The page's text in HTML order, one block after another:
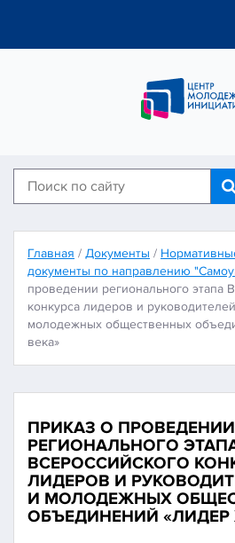
Главная / Документы /
документы по направлению
проведении регионального этапа
конкурса лидеров и
молодежных общественных
века»
ПРИКАЗ О ПРОВЕДЕНИИ
РЕГИОНАЛЬНОГО
ВСЕРОССИЙСКОГО
ЛИДЕРОВ И
И МОЛОДЕЖНЫХ
ОБЪЕДИНЕНИЙ «ЛИДЕР